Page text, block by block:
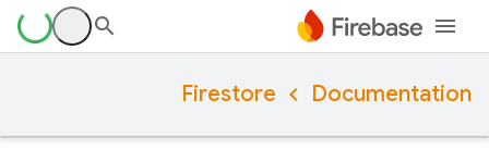
Documentation
Firestore